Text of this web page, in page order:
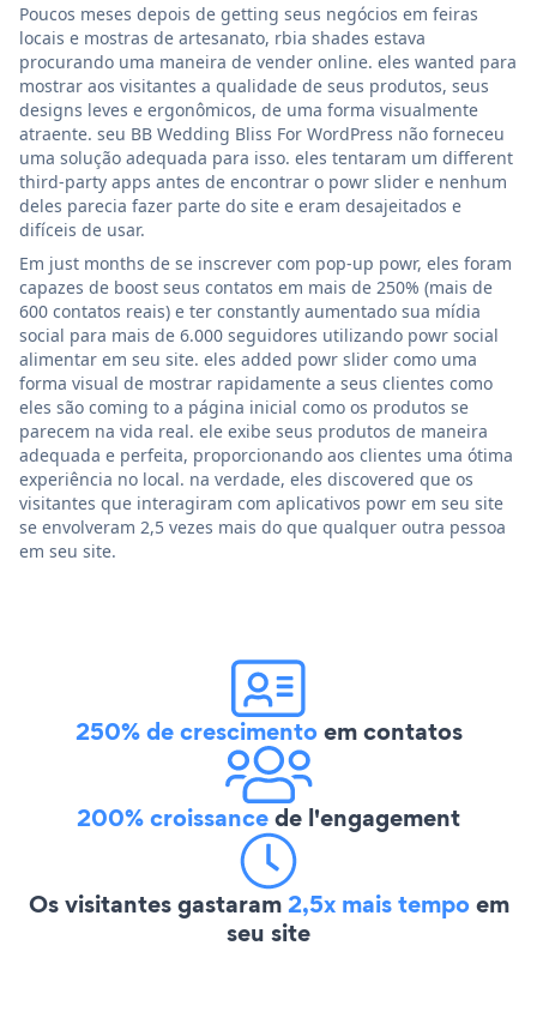
Poucos meses depois de getting seus negócios em feiras
locais e mostras de artesanato, rbia shades estava
procurando uma maneira de vender online. eles wanted para
mostrar aos visitantes a qualidade de seus produtos, seus
designs leves e ergonômicos, de uma forma visualmente
atraente. seu BB Wedding Bliss For WordPress não forneceu
uma solução adequada para isso. eles tentaram um different
third-party apps antes de encontrar o powr slider e nenhum
deles parecia fazer parte do site e eram desajeitados e
difíceis de usar.
Em just months de se inscrever com pop-up powr, eles foram
capazes de boost seus contatos em mais de 250% (mais de
600 contatos reais) e ter constantly aumentado sua mídia
social para mais de 6.000 seguidores utilizando powr social
alimentar em seu site. eles added powr slider como uma
forma visual de mostrar rapidamente a seus clientes como
eles são coming to a página inicial como os produtos se
parecem na vida real. ele exibe seus produtos de maneira
adequada e perfeita, proporcionando aos clientes uma ótima
experiência no local. na verdade, eles discovered que os
visitantes que interagiram com aplicativos powr em seu site
se envolveram 2,5 vezes mais do que qualquer outra pessoa
em seu site.
250% de crescimentoem contatos
200% croissancede l'engagement
Os visitantes gastaram2,5x mais tempoem
seu site